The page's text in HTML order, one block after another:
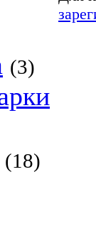
(3)
(18)